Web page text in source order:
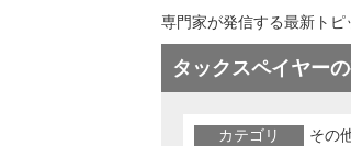
専門家が発信する最新ト
タックスペイヤー
カテゴリ その